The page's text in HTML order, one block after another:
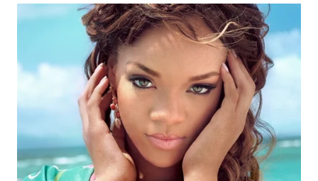
WAHANA
ADVOKAT